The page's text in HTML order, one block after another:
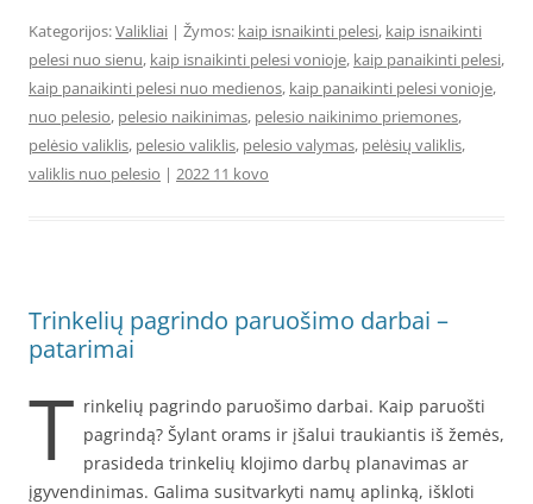
Kategorijos:Valikliai | Žymos: kaip isnaikinti pelesi, kaip isnaikinti
pelesi nuo sienu, kaip isnaikinti pelesi vonioje, kaip panaikinti pelesi,
kaip panaikinti pelesi nuo medienos, kaip panaikinti pelesi vonioje,
nuo pelesio, pelesio naikinimas, pelesio naikinimo priemones,
pelėsio valiklis, pelesio valiklis, pelesio valymas, pelėsių valiklis,
valiklis nuo pelesio | 2022 11 kovo
Trinkelių pagrindo paruošimo darbai –
patarimai
T rinkelių pagrindo paruošimo darbai. Kaip paruošti
pagrindą? Šylant orams ir įšalui traukiantis iš žemės,
prasideda trinkelių klojimo darbų planavimas ar
įgyvendinimas. Galima susitvarkyti namų aplinką, iškloti